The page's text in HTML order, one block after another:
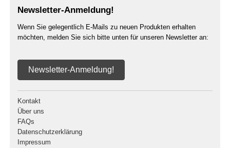
Newsletter-Anmeldung!
Wenn Sie gelegentlich E-Mails zu neuen Produkten erhalten
möchten, melden Sie sich bitte unten für unseren Newsletter an:
Newsletter-Anmeldung!
Kontakt
Über uns
FAQs
Datenschutzerklärung
Impressum